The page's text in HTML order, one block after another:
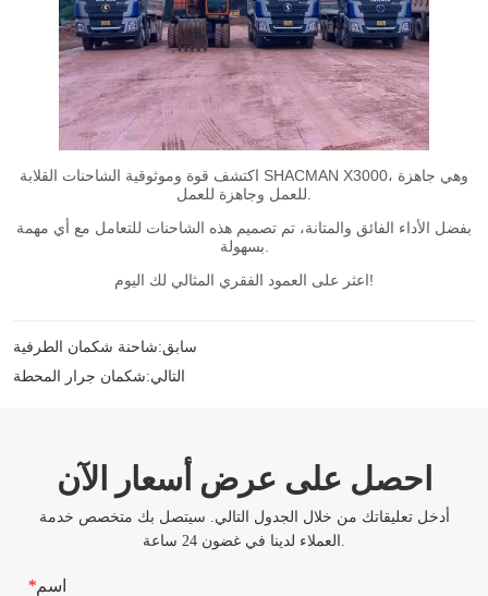
سابق:شاحنة شكمان الطرفية
التالي:شكمان جرار المحطة
احصل على عرض أسعار الآن
أدخل تعليقاتك من خلال الجدول التالي. سيتصل بك متخصص خدمة
*اسم